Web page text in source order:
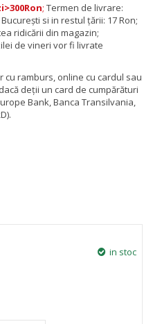
; Termen de livrare:
si in restul țării: 17 Ron;
ridicării din magazin;
de vineri vor fi livrate
cu ramburs, online cu cardul sau
deții un card de cumpărături
Bank, Banca Transilvania,
in stoc